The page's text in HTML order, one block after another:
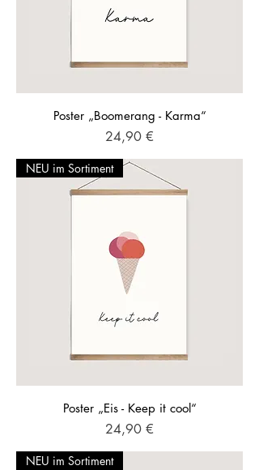
Poster „Boomerang - Karma“
Preis
24,90 €
NEU im Sortiment
Poster „Eis - Keep it cool“
Preis
24,90 €
NEU im Sortiment